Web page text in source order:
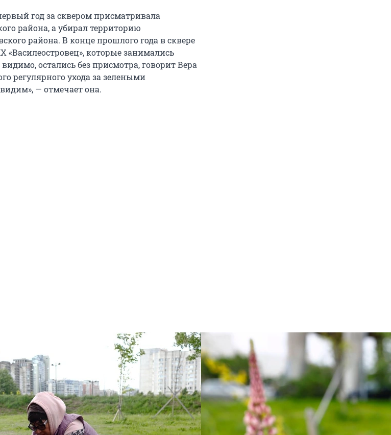
год за сквером присматривала
района, а убирал территорию
района. В конце прошлого года в сквере
«Василеостровец», которые занимались
остались без присмотра, говорит Вера
регулярного ухода за зелеными
— отмечает она.